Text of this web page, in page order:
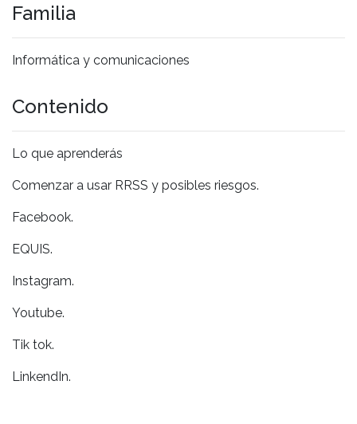
Familia
Informática y comunicaciones
Contenido
Lo que aprenderás
Comenzar a usar RRSS y posibles riesgos.
Facebook.
EQUIS.
Instagram.
Youtube.
Tik tok.
LinkendIn.